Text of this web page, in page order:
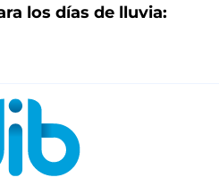
los días de lluvia: